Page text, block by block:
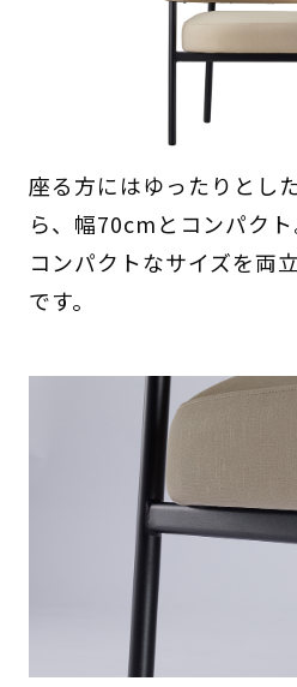
座る方にはゆったりとし
ら、幅70cmとコンパク
コンパクトなサイズを両
です。